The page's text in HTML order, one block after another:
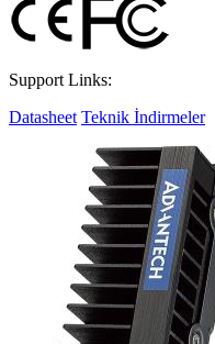
Support Links:
Datasheet Teknik İndirmeler